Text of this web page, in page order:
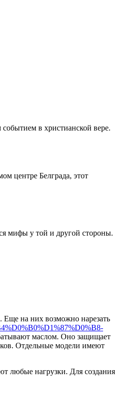
в христианской вере.
центре Белграда, этот
мифы у той и другой стороны.
Еще на них возможно нарезать
маслом. Оно защищает
Отдельные модели имеют
любые нагрузки. Для создания